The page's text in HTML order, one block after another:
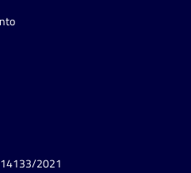
14133/2021